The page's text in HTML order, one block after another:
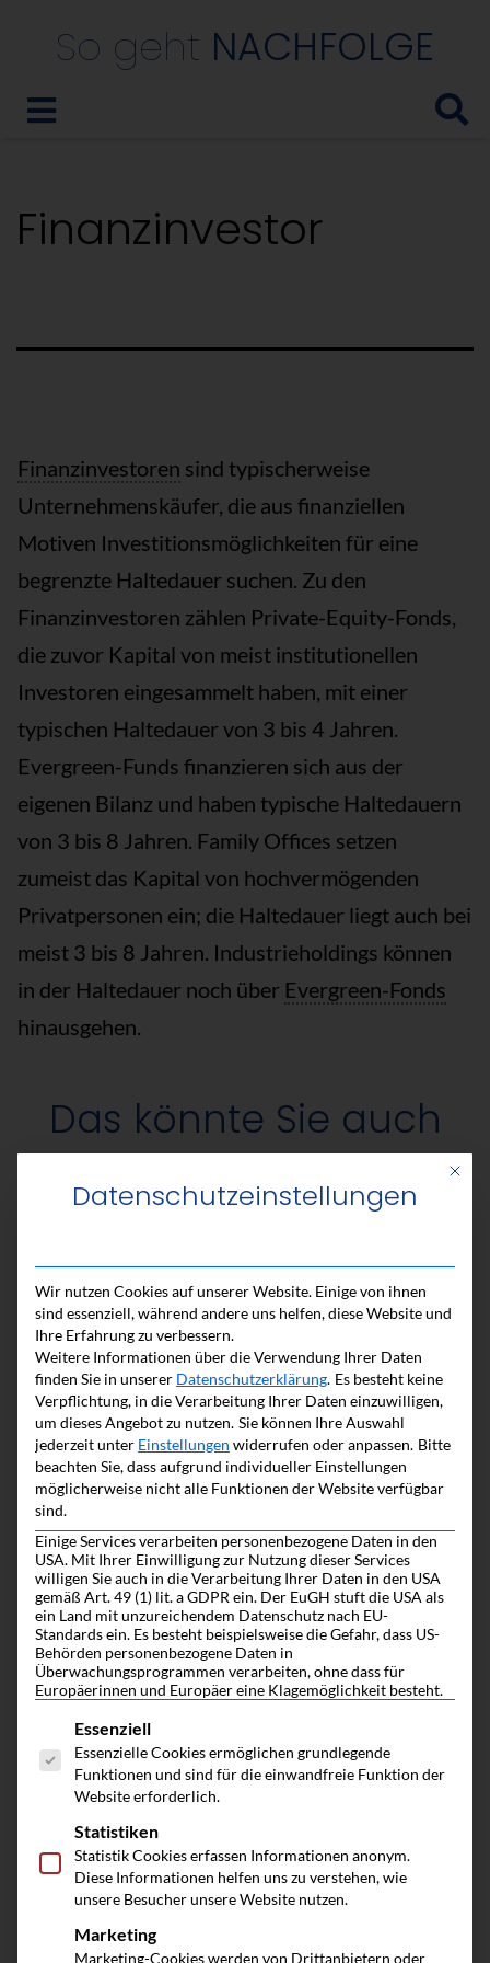
So geht NACHFOLGE
Finanzinvestor
Finanzinvestoren sind typischerweise
Unternehmenskäufer, die aus finanziellen
Motiven Investitionsmöglichkeiten für eine
begrenzte Haltedauer suchen. Zu den
Finanzinvestoren zählen Private-Equity-Fonds,
die zuvor Kapital von meist institutionellen
Investoren eingesammelt haben, mit einer
typischen Haltedauer von 3 bis 4 Jahren.
Evergreen-Funds finanzieren sich aus der
eigenen Bilanz und haben typische Haltedauern
von 3 bis 8 Jahren. Family Offices setzen
zumeist das Kapital von hochvermögenden
Privatpersonen ein; die Haltedauer liegt auch bei
meist 3 bis 8 Jahren. Industrieholdings können
in der Haltedauer noch über Evergreen-Fonds
hinausgehen.
Das könnte Sie auch
interessieren
Mit
Datenschutzeinstellungen
Wir nutzen Cookies auf unserer Website. Einige von ihnen
sind essenziell, während andere uns helfen, diese Website und
Ihre Erfahrung zu verbessern.
Weitere Informationen über die Verwendung Ihrer Daten
finden Sie in unserer Datenschutzerklärung. Es besteht keine
Verpflichtung, in die Verarbeitung Ihrer Daten einzuwilligen,
um dieses Angebot zu nutzen. Sie können Ihre Auswahl
jederzeit unter Einstellungen widerrufen oder anpassen. Bitte
beachten Sie, dass aufgrund individueller Einstellungen
möglicherweise nicht alle Funktionen der Website verfügbar
sind.
Einige Services verarbeiten personenbezogene Daten in den
USA. Mit Ihrer Einwilligung zur Nutzung dieser Services
willigen Sie auch in die Verarbeitung Ihrer Daten in den USA
gemäß Art. 49 (1) lit. a GDPR ein. Der EuGH stuft die USA als
ein Land mit unzureichendem Datenschutz nach EU-
Standards ein. Es besteht beispielsweise die Gefahr, dass US-
Behörden personenbezogene Daten in
Überwachungsprogrammen verarbeiten, ohne dass für
Europäerinnen und Europäer eine Klagemöglichkeit besteht.
Es folgt eine Liste der Service-Gruppen,
Essenziell
Essenzielle Cookies ermöglichen grundlegende
Funktionen und sind für die einwandfreie Funktion der
Website erforderlich.
Statistiken
Statistik Cookies erfassen Informationen anonym.
Diese Informationen helfen uns zu verstehen, wie
unsere Besucher unsere Website nutzen.
Marketing
Marketing-Cookies werden von Drittanbietern oder